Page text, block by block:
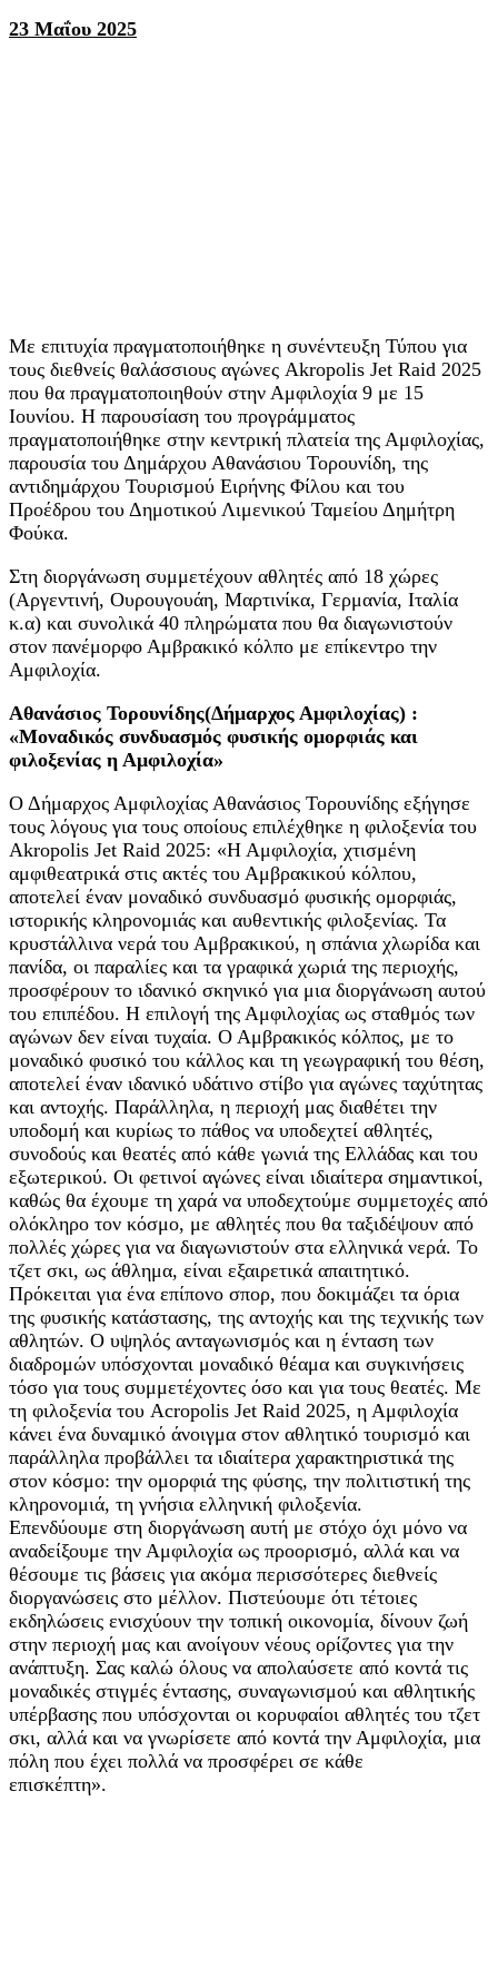
23 Μαΐου 2025
Με επιτυχία πραγματοποιήθηκε η συνέντευξη Τύπου για
τους διεθνείς θαλάσσιους αγώνες Akropolis Jet Raid 2025
που θα πραγματοποιηθούν στην Αμφιλοχία 9 με 15
Ιουνίου. Η παρουσίαση του προγράμματος
πραγματοποιήθηκε στην κεντρική πλατεία της Αμφιλοχίας,
παρουσία του Δημάρχου Αθανάσιου Τορουνίδη, της
αντιδημάρχου Τουρισμού Ειρήνης Φίλου και του
Προέδρου του Δημοτικού Λιμενικού Ταμείου Δημήτρη
Φούκα.
Στη διοργάνωση συμμετέχουν αθλητές από 18 χώρες
(Αργεντινή, Ουρουγουάη, Μαρτινίκα, Γερμανία, Ιταλία
κ.α) και συνολικά 40 πληρώματα που θα διαγωνιστούν
στον πανέμορφο Αμβρακικό κόλπο με επίκεντρο την
Αμφιλοχία.
Αθανάσιος Τορουνίδης(Δήμαρχος Αμφιλοχίας) :
«Μοναδικός συνδυασμός φυσικής ομορφιάς και
φιλοξενίας η Αμφιλοχία»
Ο Δήμαρχος Αμφιλοχίας Αθανάσιος Τορουνίδης εξήγησε
τους λόγους για τους οποίους επιλέχθηκε η φιλοξενία του
Akropolis Jet Raid 2025: «Η Αμφιλοχία, χτισμένη
αμφιθεατρικά στις ακτές του Αμβρακικού κόλπου,
αποτελεί έναν μοναδικό συνδυασμό φυσικής ομορφιάς,
ιστορικής κληρονομιάς και αυθεντικής φιλοξενίας. Τα
κρυστάλλινα νερά του Αμβρακικού, η σπάνια χλωρίδα και
πανίδα, οι παραλίες και τα γραφικά χωριά της περιοχής,
προσφέρουν το ιδανικό σκηνικό για μια διοργάνωση αυτού
του επιπέδου. Η επιλογή της Αμφιλοχίας ως σταθμός των
αγώνων δεν είναι τυχαία. Ο Αμβρακικός κόλπος, με το
μοναδικό φυσικό του κάλλος και τη γεωγραφική του θέση,
αποτελεί έναν ιδανικό υδάτινο στίβο για αγώνες ταχύτητας
και αντοχής. Παράλληλα, η περιοχή μας διαθέτει την
υποδομή και κυρίως το πάθος να υποδεχτεί αθλητές,
συνοδούς και θεατές από κάθε γωνιά της Ελλάδας και του
εξωτερικού. Οι φετινοί αγώνες είναι ιδιαίτερα σημαντικοί,
καθώς θα έχουμε τη χαρά να υποδεχτούμε συμμετοχές από
ολόκληρο τον κόσμο, με αθλητές που θα ταξιδέψουν από
πολλές χώρες για να διαγωνιστούν στα ελληνικά νερά. Το
τζετ σκι, ως άθλημα, είναι εξαιρετικά απαιτητικό.
Πρόκειται για ένα επίπονο σπορ, που δοκιμάζει τα όρια
της φυσικής κατάστασης, της αντοχής και της τεχνικής των
αθλητών. Ο υψηλός ανταγωνισμός και η ένταση των
διαδρομών υπόσχονται μοναδικό θέαμα και συγκινήσεις
τόσο για τους συμμετέχοντες όσο και για τους θεατές. Με
τη φιλοξενία του Acropolis Jet Raid 2025, η Αμφιλοχία
κάνει ένα δυναμικό άνοιγμα στον αθλητικό τουρισμό και
παράλληλα προβάλλει τα ιδιαίτερα χαρακτηριστικά της
στον κόσμο: την ομορφιά της φύσης, την πολιτιστική της
κληρονομιά, τη γνήσια ελληνική φιλοξενία.
Επενδύουμε στη διοργάνωση αυτή με στόχο όχι μόνο να
αναδείξουμε την Αμφιλοχία ως προορισμό, αλλά και να
θέσουμε τις βάσεις για ακόμα περισσότερες διεθνείς
διοργανώσεις στο μέλλον. Πιστεύουμε ότι τέτοιες
εκδηλώσεις ενισχύουν την τοπική οικονομία, δίνουν ζωή
στην περιοχή μας και ανοίγουν νέους ορίζοντες για την
ανάπτυξη. Σας καλώ όλους να απολαύσετε από κοντά τις
μοναδικές στιγμές έντασης, συναγωνισμού και αθλητικής
υπέρβασης που υπόσχονται οι κορυφαίοι αθλητές του τζετ
σκι, αλλά και να γνωρίσετε από κοντά την Αμφιλοχία, μια
πόλη που έχει πολλά να προσφέρει σε κάθε
επισκέπτη».